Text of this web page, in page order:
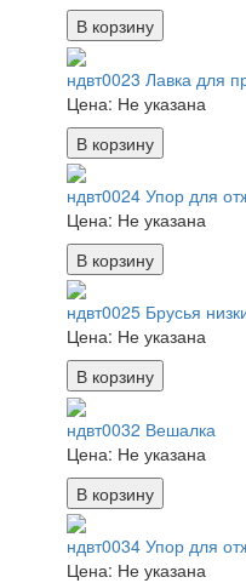
В корзину
ндвт0023 Лавка для
Цена: Не указана
В корзину
ндвт0024 Упор для
Цена: Не указана
В корзину
ндвт0025 Брусья
Цена: Не указана
В корзину
ндвт0032 Вешалка
Цена: Не указана
В корзину
ндвт0034 Упор для
Цена: Не указана